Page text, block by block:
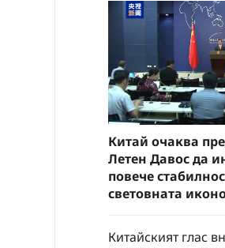
Китай очаква
Летен Давос да
повече
световната
Китайският глас